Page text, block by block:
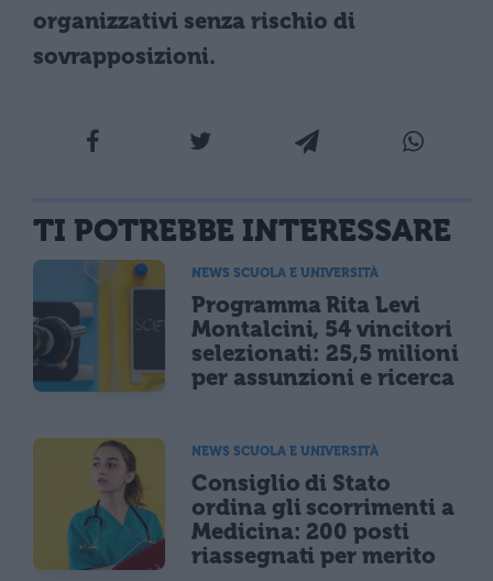
organizzativi senza rischio di
sovrapposizioni.
TI POTREBBE INTERESSARE
NEWS SCUOLA E UNIVERSITÀ
Programma Rita Levi
Montalcini, 54 vincitori
selezionati: 25,5 milioni
per assunzioni e ricerca
NEWS SCUOLA E UNIVERSITÀ
Consiglio di Stato
ordina gli scorrimenti a
Medicina: 200 posti
riassegnati per merito